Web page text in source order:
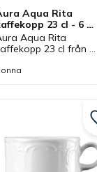
Aqua Rita
23 cl - 6
fp Aqua Rita
23 cl från
där flera delar